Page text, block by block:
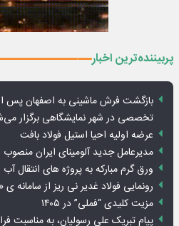
پربیننده‌ترین اخبار
بازگشت فرش ماشینی به اصفهان پس
تخصصی در شهر نمایشگاهی برگزار
عرضه اولیه احیا استیل فولاد بافت
مدیرعامل جدید آلومینای ایران
ورق گرم مبارکه به پروژه های انتقال
رونمایی فولاد غدیر نی ریز از سامانه ی
مزیت کلیدی “فملی” در ۱۴۰۵
پیام تبریک علی رسولیان، به مناسبت فرارسیدن ۱۷ مرداد